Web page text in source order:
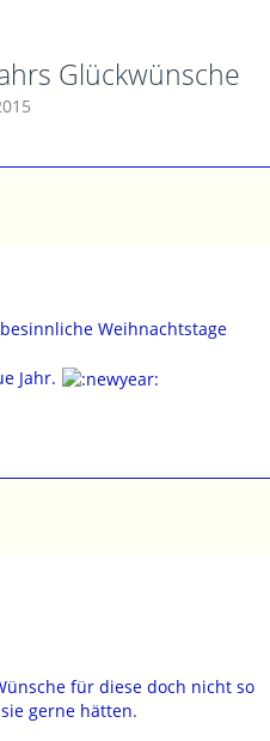
Glückwünsche
Weihnachtstage
Jahr.
für diese doch nicht so
gerne hätten.